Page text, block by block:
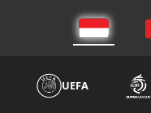
UEFA